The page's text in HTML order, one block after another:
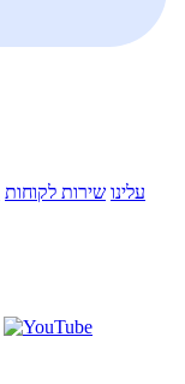
עלינו שירות לקוחות